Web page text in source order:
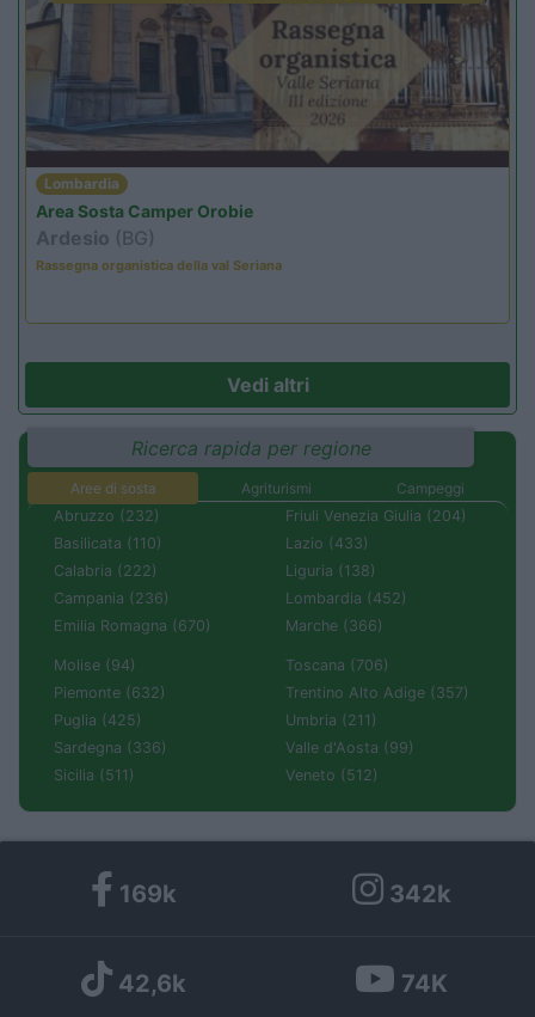
Lombardia
Area Sosta Camper Orobie
Ardesio (BG)
Rassegna organistica della val Seriana
Vedi altri
Ricerca rapida per regione
Aree di sosta Agriturismi
Campeggi
Abruzzo (232)
Basilicata (110)
Calabria (222)
Campania (236)
Emilia Romagna (670)
Friuli Venezia Giulia (204)
Lazio (433)
Liguria (138)
Lombardia (452)
Marche (366)
Molise (94)
Piemonte (632)
Puglia (425)
Sardegna (336)
Sicilia (511)
Toscana (706)
Trentino Alto Adige (357)
Umbria (211)
Valle d'Aosta (99)
Veneto (512)
169k 342k
42,6k 74K